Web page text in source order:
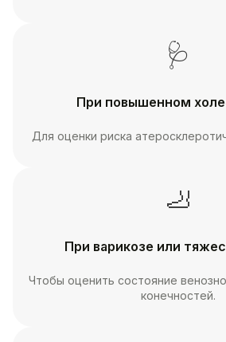
🩺
При повышенном
Для оценки риска
🦶
При варикозе или
Чтобы оценить состояние
конечностей.